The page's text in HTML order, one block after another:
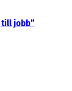
till jobb”